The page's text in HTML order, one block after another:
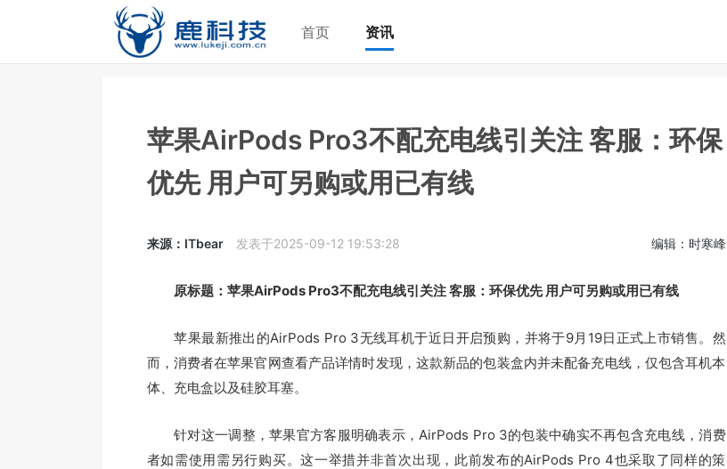
首页 资讯
苹果AirPods Pro3不配充电线引关注 客服：环保
优先 用户可另购或用已有线
来源：ITbear 发表于2025-09-12 19:53:28 编辑：时寒峰
原标题：苹果AirPods Pro3不配充电线引关注 客服：环保优先 用户可另购或用已有线
苹果最新推出的AirPods Pro 3无线耳机于近日开启预购，并将于9月19日正式上市销售。然
而，消费者在苹果官网查看产品详情时发现，这款新品的包装盒内并未配备充电线，仅包含耳机本
体、充电盒以及硅胶耳塞。
针对这一调整，苹果官方客服明确表示，AirPods Pro 3的包装中确实不再包含充电线，消费
者如需使用需另行购买。这一举措并非首次出现，此前发布的AirPods Pro 4也采取了同样的策